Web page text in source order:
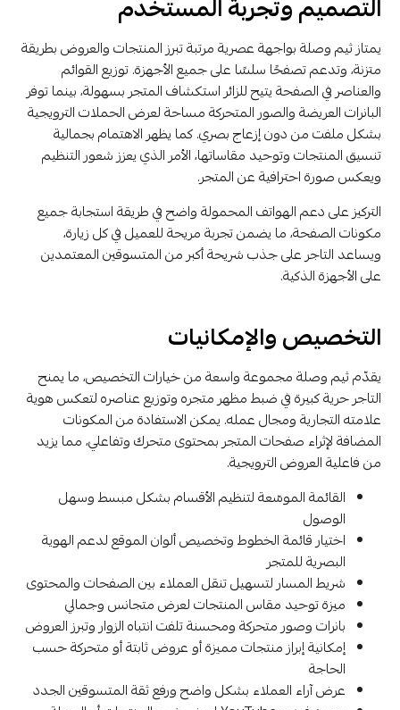
التصميم وتجربة المستخدم
يمتاز ثيم وصلة بواجهة عصرية مرتبة تبرز المنتجات والعروض بطريقة
متزنة، وتدعم تصفحًا سلسًا على جميع الأجهزة. توزيع القوائم
والعناصر في الصفحة يتيح للزائر استكشاف المتجر بسهولة، بينما توفر
البانرات العريضة والصور المتحركة مساحة لعرض الحملات الترويجية
بشكل ملفت من دون إزعاج بصري. كما يظهر الاهتمام بجمالية
تنسيق المنتجات وتوحيد مقاساتها، الأمر الذي يعزز شعور التنظيم
ويعكس صورة احترافية عن المتجر.
التركيز على دعم الهواتف المحمولة واضح في طريقة استجابة جميع
مكونات الصفحة، ما يضمن تجربة مريحة للعميل في كل زيارة،
ويساعد التاجر على جذب شريحة أكبر من المتسوقين المعتمدين
على الأجهزة الذكية.
التخصيص والإمكانيات
يقدّم ثيم وصلة مجموعة واسعة من خيارات التخصيص، ما يمنح
التاجر حرية كبيرة في ضبط مظهر متجره وتوزيع عناصره لتعكس هوية
علامته التجارية ومجال عمله. يمكن الاستفادة من المكونات
المضافة لإثراء صفحات المتجر بمحتوى متحرك وتفاعلي، مما يزيد
من فاعلية العروض الترويجية.
القائمة الموسّعة لتنظيم الأقسام بشكل مبسط وسهل
الوصول
اختيار قائمة الخطوط وتخصيص ألوان الموقع لدعم الهوية
البصرية للمتجر
شريط المسار لتسهيل تنقل العملاء بين الصفحات والمحتوى
ميزة توحيد مقاس المنتجات لعرض متجانس وجمالي
بانرات وصور متحركة ومحسنة تلفت انتباه الزوار وتبرز العروض
إمكانية إبراز منتجات مميزة أو عروض ثابتة أو متحركة حسب
الحاجة
عرض آراء العملاء بشكل واضح ورفع ثقة المتسوقين الجدد